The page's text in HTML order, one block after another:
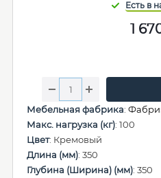
1
Мебельная фабрика:
Макс. нагрузка (кг): 100
Цвет: Кремовый
Длина (мм): 350
Глубина (Ширина) (мм): 350